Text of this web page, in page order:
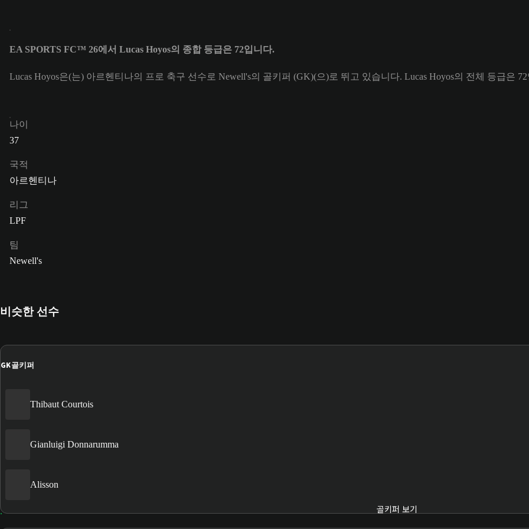
EA SPORTS FC™ 26에서 Lucas Hoyos의 종합 등급은 72입니다.
Lucas Hoyos은(는) 아르헨티나의 프로 축구 선수로 Newell's의 골키퍼 (GK)(으)로 뛰고 있습니다. Lucas Hoyos의 전체 등급은
나이
37
국적
아르헨티나
리그
LPF
팀
Newell's
비슷한 선수
GK골키퍼
Thibaut Courtois
Gianluigi Donnarumma
Alisson
골키퍼 보기